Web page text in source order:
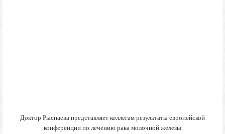
Доктор Рыспаева представляет коллегам результаты европейской
конференции по лечению рака молочной железы